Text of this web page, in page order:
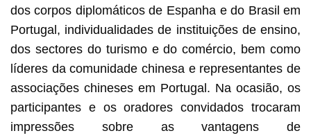
dos corpos diplomáticos de Espanha e do Brasil em
Portugal, individualidades de instituições de ensino,
dos sectores do turismo e do comércio, bem como
líderes da comunidade chinesa e representantes de
associações chineses em Portugal. Na ocasião, os
participantes e os oradores convidados trocaram
impressões sobre as vantagens de